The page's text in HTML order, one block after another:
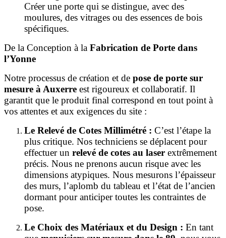
Créer une porte qui se distingue, avec des
moulures, des vitrages ou des essences de bois
spécifiques.
De la Conception à la Fabrication de Porte dans
l’Yonne
Notre processus de création et de pose de porte sur
mesure à Auxerre est rigoureux et collaboratif. Il
garantit que le produit final correspond en tout point à
vos attentes et aux exigences du site :
Le Relevé de Cotes Millimétré : C’est l’étape la
plus critique. Nos techniciens se déplacent pour
effectuer un relevé de cotes au laser extrêmement
précis. Nous ne prenons aucun risque avec les
dimensions atypiques. Nous mesurons l’épaisseur
des murs, l’aplomb du tableau et l’état de l’ancien
dormant pour anticiper toutes les contraintes de
pose.
Le Choix des Matériaux et du Design : En tant